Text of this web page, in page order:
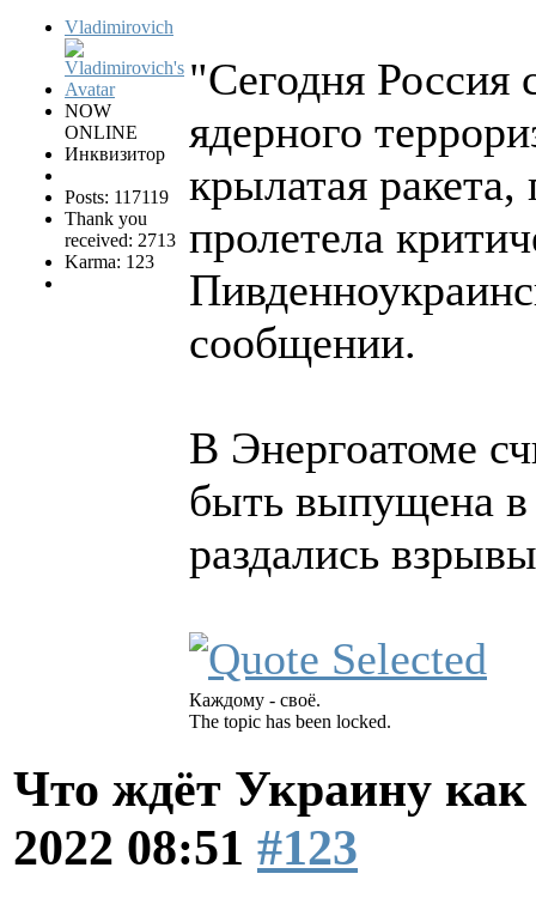
Vladimirovich
NOW
ONLINE
Инквизитор
Posts: 117119
Thank you
received: 2713
Karma: 123
"Сегодня Россия
ядерного
крылатая
пролетела
сообщении.
В Энергоатоме
быть выпущена в
раздались
Каждому - своё.
The topic has been locked.
Что ждёт Украину как
2022 08:51 #123